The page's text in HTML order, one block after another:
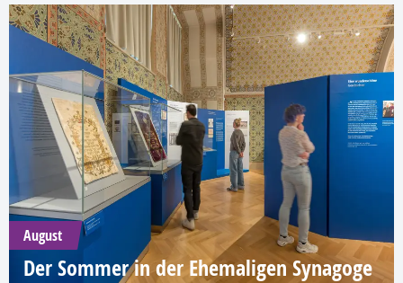
August
Der Sommer in der Ehemaligen Synagoge